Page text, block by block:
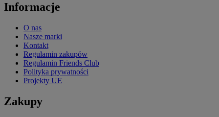
Informacje
O nas
Nasze marki
Kontakt
Regulamin zakupów
Regulamin Friends Club
Polityka prywatności
Projekty UE
Zakupy